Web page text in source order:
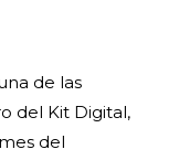
de las
del Kit Digital,
del